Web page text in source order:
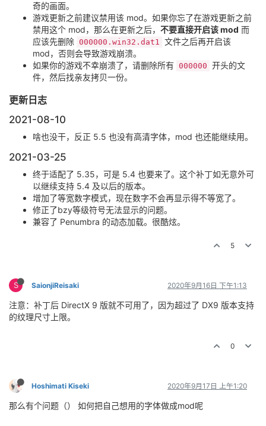
奇的画面。
游戏更新之前建议禁用该 mod。如果你忘了在游戏更新之前
禁用这个 mod，那么在更新之后， 不要直接开启该 mod 而
应该先删除 000000.win32.dat1 文件之后再开启该
mod，否则会导致游戏崩溃。
如果你的游戏不幸崩溃了，请删除所有 000000 开头的文
件，然后找亲友拷贝一份。
更新日志
2021-08-10
啥也没干，反正 5.5 也没有高清字体，mod 也还能继续用。
2021-03-25
终于适配了 5.35，可是 5.4 也要来了。这个补丁如无意外可
以继续支持 5.4 及以后的版本。
增加了等宽数字模式，现在数字不会再显示得不等宽了。
修正了bzy等级符号无法显示的问题。
兼容了 Penumbra 的动态加载。很酷炫。
5
S SaionjiReisaki 2020年9月16日 下午1:13
注意：补丁后 DirectX 9 版就不可用了，因为超过了 DX9 版本支持
的纹理尺寸上限。
0
Hoshimati Kiseki 2020年9月17日 上午1:20
那么有个问题（） 如何把自己想用的字体做成mod呢